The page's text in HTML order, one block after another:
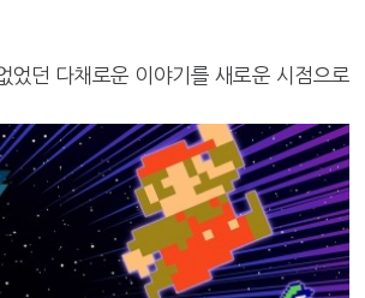
던 다채로운 이야기를 새로운 시점으로